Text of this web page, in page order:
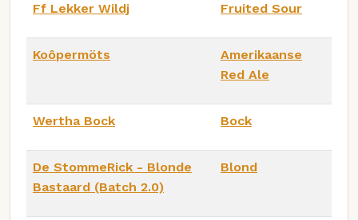
Ff Lekker Wildj Fruited Sour
Koôpermöts
Amerikaanse
Red Ale
Wertha Bock Bock
De StommeRick - Blonde
Bastaard (Batch 2.0)
Blond